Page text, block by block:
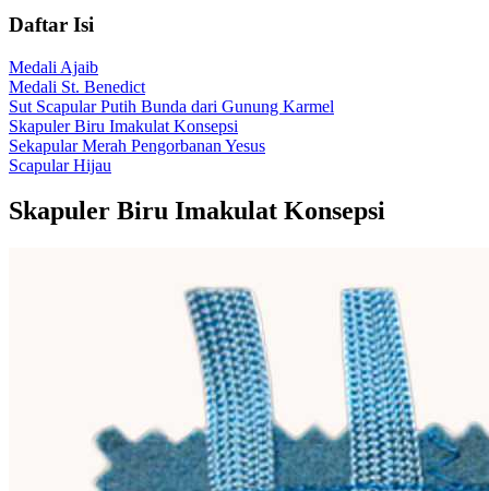
Daftar Isi
Medali Ajaib
Medali St. Benedict
Sut Scapular Putih Bunda dari Gunung Karmel
Skapuler Biru Imakulat Konsepsi
Sekapular Merah Pengorbanan Yesus
Scapular Hijau
Skapuler Biru Imakulat Konsepsi